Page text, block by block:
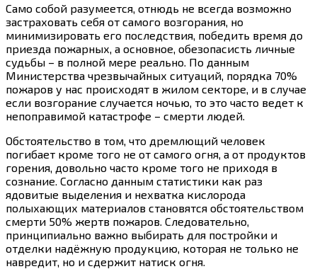
Само собой разумеется, отнюдь не всегда возможно
застраховать себя от самого возгорания, но
минимизировать его последствия, победить время до
приезда пожарных, а основное, обезопасисть личные
судьбы – в полной мере реально. По данным
Министерства чрезвычайных ситуаций, порядка 70%
пожаров у нас происходят в жилом секторе, и в случае
если возгорание случается ночью, то это часто ведет к
непоправимой катастрофе – смерти людей.
Обстоятельство в том, что дремлющий человек
погибает кроме того не от самого огня, а от продуктов
горения, довольно часто кроме того не приходя в
сознание. Согласно данным статистики как раз
ядовитые выделения и нехватка кислорода
полыхающих материалов становятся обстоятельством
смерти 50% жертв пожаров. Следовательно,
принципиально важно выбирать для постройки и
отделки надёжную продукцию, которая не только не
навредит, но и сдержит натиск огня.